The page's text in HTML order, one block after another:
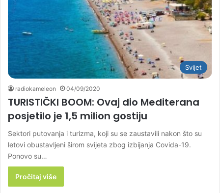
Svijet
radiokameleon 04/09/2020
TURISTIČKI BOOM: Ovaj dio Mediterana
posjetilo je 1,5 milion gostiju
Sektori putovanja i turizma, koji su se zaustavili nakon što su
letovi obustavljeni širom svijeta zbog izbijanja Covida-19.
Ponovo su…
Pročitaj više